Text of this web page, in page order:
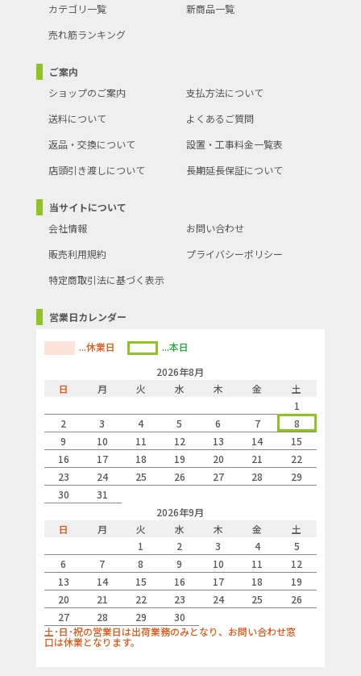
カテゴリ一覧
新商品一覧
売れ筋ランキング
ご案内
ショップのご案内
支払方法について
送料について
よくあるご質問
返品・交換について
設置・工事料金一覧表
店頭引き渡しについて
長期延長保証について
当サイトについて
会社情報
お問い合わせ
販売利用規約
プライバシーポリシー
特定商取引法に基づく表示
営業日カレンダー
...休業日
...本日
2026年8月
日
月 火 水 木 金
土
1
2
3 4 5 6 7
8
9
10 11 12 13 14
15
16
17 18 19 20 21
22
23
24 25 26 27 28
29
30
31
2026年9月
日
月 火 水 木 金
土
1
2 3 4
5
6
7 8 9 10 11
12
13
14 15 16 17 18
19
20
21 22 23 24 25
26
27
28 29
30
土･日･祝の営業日は出荷業務のみとなり、お問い合わせ窓
口は休業となります。